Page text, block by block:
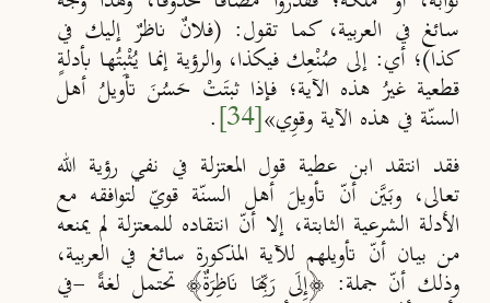
سائغ في العربية، كما تقول: (فلانٌ ناظرٌ إليك في
كذا)؛ أي: إلى صُنْعِك فيكذا، والرؤية إنما يُثْبِتُها بأدلةٍ
قطعية غيرُ هذه الآية؛ فإذا ثبتَتْ حَسُنَ تأويلُ أهل
السنة في هذه الآية وقوِي»[34]
.
فقد انتقد ابن عطية قول المعتزلة في نفي رؤية الله
تعالى، وبَيَّن أنّ تأويلَ أهل السنة قويلتوافقه مع
الأدلة الشرعية الثابتة، إلا أن انتقاده للمعتزلة لم يمنعه
من بيان أن تأويلهم للآية المذكورة سائغ في العربية،
وذلك أن جملة: ﴿إِلَى رَبِّهَا نَاظِرَةٌ﴾ تحتمل لغةً -في